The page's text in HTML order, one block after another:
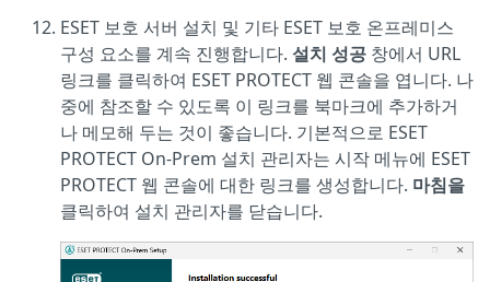
ESET 보호 서버 설치 및 기타 ESET 보호 온프레미스
구성 요소를 계속 진행합니다. 설치 성공 창에서 URL
링크를 클릭하여 ESET PROTECT 웹 콘솔을 엽니다. 나
중에 참조할 수 있도록 이 링크를 북마크에 추가하거
나 메모해 두는 것이 좋습니다. 기본적으로 ESET
PROTECT On-Prem 설치 관리자는 시작 메뉴에 ESET
PROTECT 웹 콘솔에 대한 링크를 생성합니다. 마침을
클릭하여 설치 관리자를 닫습니다.